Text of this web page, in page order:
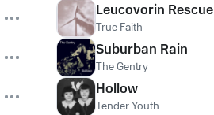
Leucovorin Rescue
True Faith
Suburban Rain
The Gentry
Hollow
Tender Youth